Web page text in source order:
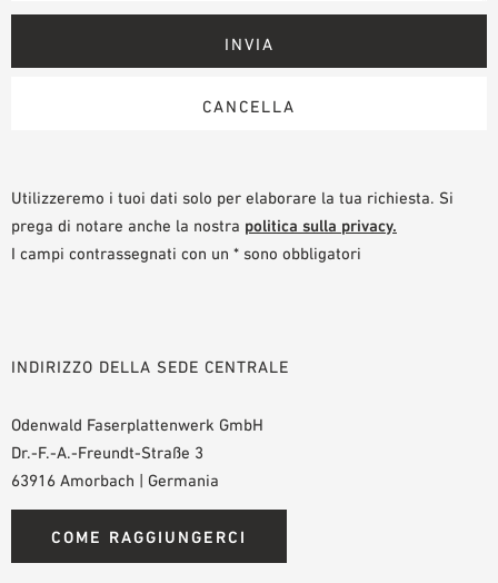
Utilizzeremo i tuoi dati solo per elaborare la tua richiesta. Si
prega di notare anche la nostra politica sulla privacy.
I campi contrassegnati con un * sono obbligatori
INDIRIZZO DELLA SEDE CENTRALE
Odenwald Faserplattenwerk GmbH
Dr.-F.-A.-Freundt-Straße 3
63916 Amorbach | Germania
COME RAGGIUNGERCI